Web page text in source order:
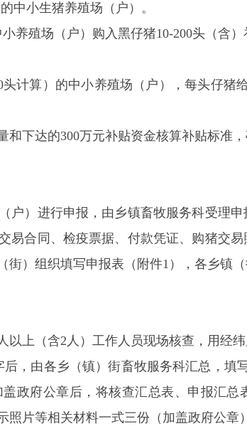
的中小生猪养殖场（户）。
养殖场（户）购入黑仔猪10-200头（含）
计算）的中小养殖场 （ 户），每头仔猪
达的300万元补贴资金核算补贴标准，
户）进行申报，由乡镇畜牧服务科受理申
合同、检疫票据、付款凭证、购猪交易
街） 组织填写申报表（附件1）， 各乡镇（
以上（含2人） 工作人员现场核查，用经
，由各乡（镇）街畜牧服务科汇总，填
政府公章后，将核查汇总表、申报汇总
照片等相关材料一式三份（加盖政府公章）